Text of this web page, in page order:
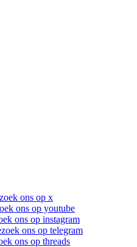
ons op x
ons op youtube
ons op instagram
ons op telegram
ons op threads